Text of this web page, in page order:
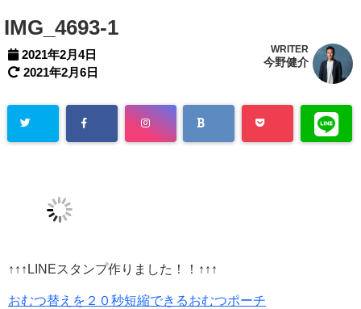
IMG_4693-1
2021年2月4日
2021年2月6日
WRITER
今野健介
↑↑↑LINEスタンプ作りました！！↑↑↑
おむつ替えを２０秒短縮できるおむつポーチ